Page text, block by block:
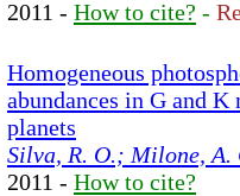
2011 - How to cite? -
Homogeneous
abundances in G and
planets
Silva, R. O.; Milone, A.
2011 - How to cite?